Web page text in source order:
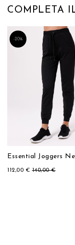
COMPLETA
-20%
Essential Joggers
112,00 € 140,00 €